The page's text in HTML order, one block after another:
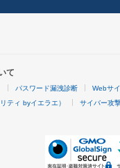
て
パスワード漏洩診断 Webサ
ティ byイエラエ） サイバー攻